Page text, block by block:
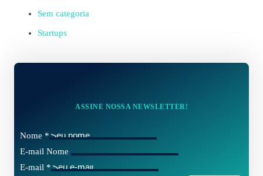
Sem categoria
Startups
ASSINE NOSSA NEWSLETTER!
Nome *
E-mail Nome
E-mail *